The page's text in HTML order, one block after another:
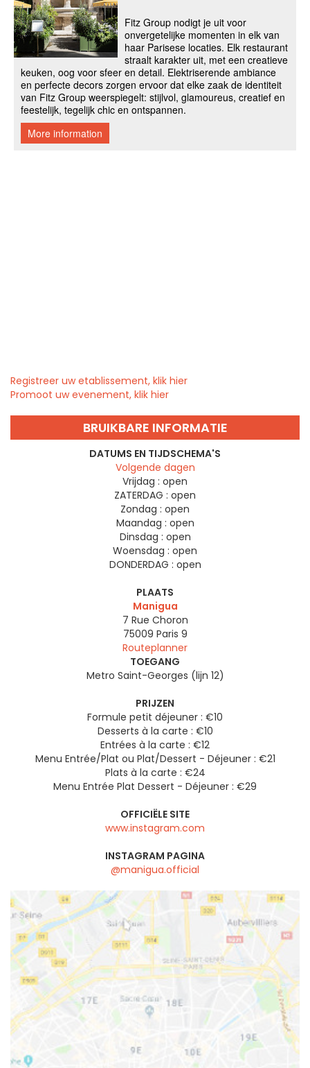
Registreer uw etablissement, klik hier
Promoot uw evenement, klik hier
BRUIKBARE INFORMATIE
DATUMS EN TIJDSCHEMA'S
Volgende dagen
Vrijdag : open
ZATERDAG : open
Zondag : open
Maandag : open
Dinsdag : open
Woensdag : open
DONDERDAG : open
PLAATS
Manigua
7 Rue Choron
75009 Paris 9
Routeplanner
TOEGANG
Metro Saint-Georges (lijn 12)
PRIJZEN
Formule petit déjeuner : €10
Desserts à la carte : €10
Entrées à la carte : €12
Menu Entrée/Plat ou Plat/Dessert - Déjeuner : €21
Plats à la carte : €24
Menu Entrée Plat Dessert - Déjeuner : €29
OFFICIËLE SITE
www.instagram.com
INSTAGRAM PAGINA
@manigua.official